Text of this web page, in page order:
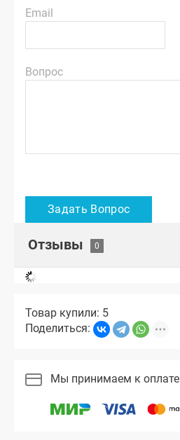
Email
Вопрос
Отзывы
Товар купили: 5
Поделиться:
Мы принимаем к оплате